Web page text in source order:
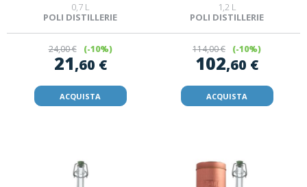
0,7 L
POLI DISTILLERIE
24,00 € (-10%)
21,60 €
ACQUISTA
1,2 L
POLI DISTILLERIE
114,00 € (-10%)
102,60 €
ACQUISTA